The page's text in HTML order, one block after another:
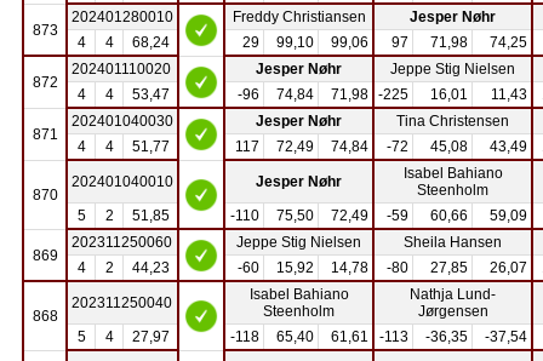
873
202401280010 Freddy Christiansen
Jesper Nøhr
4
4 68,24 29 99,10 99,06 97 71,98 74,25
872
202401110020 Jesper Nøhr
Jeppe Stig Nielsen
4
4 53,47 -96 74,84 71,98 -225 16,01 11,43
871
202401040030 Jesper Nøhr
Tina Christensen
4
4 51,77 117 72,49 74,84 -72 45,08 43,49
870
202401040010 Jesper Nøhr
Isabel Bahiano
Steenholm
5
2 51,85 -110 75,50 72,49 -59 60,66 59,09
869
202311250060 Jeppe Stig Nielsen
Sheila Hansen
4
2 44,23 -60 15,92 14,78 -80 27,85 26,07
868
202311250040
Isabel Bahiano
Steenholm
Nathja Lund-
Jørgensen
5
4 27,97 -118 65,40 61,61 -113 -36,35 -37,54